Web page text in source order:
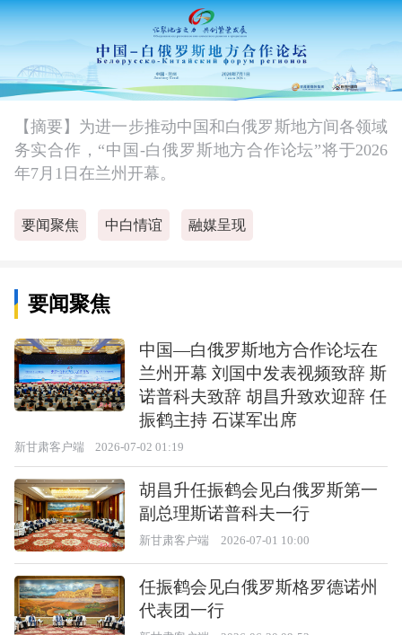
【摘要】为进一步推动中国和白俄罗斯地方间各领域
务实合作，“中国-白俄罗斯地方合作论坛”将于2026
年7月1日在兰州开幕。
要闻聚焦 中白情谊 融媒呈现
要闻聚焦
中国—白俄罗斯地方合作论坛在
兰州开幕 刘国中发表视频致辞 斯
诺普科夫致辞 胡昌升致欢迎辞 任
振鹤主持 石谋军出席
新甘肃客户端 2026-07-02 01:19
胡昌升任振鹤会见白俄罗斯第一
副总理斯诺普科夫一行
新甘肃客户端 2026-07-01 10:00
任振鹤会见白俄罗斯格罗德诺州
代表团一行